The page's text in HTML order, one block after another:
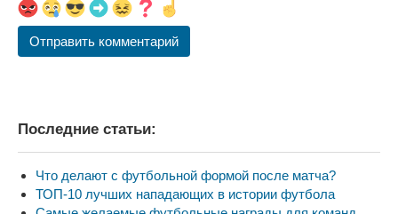
Последние статьи:
Что делают с футбольной формой после матча?
ТОП-10 лучших нападающих в истории футбола